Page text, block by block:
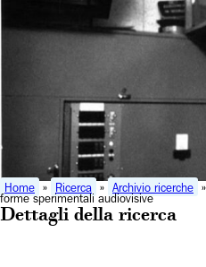
Home » Ricerca » Archivio ricerche
forme sperimentali audiovisive
Dettagli della ricerca